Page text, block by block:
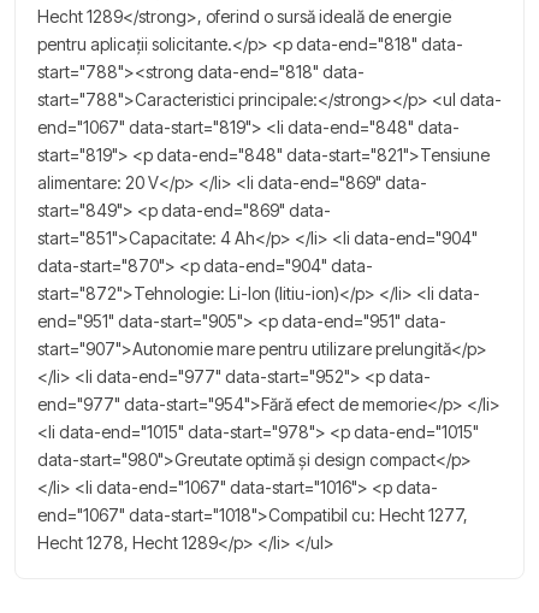
Hecht 1289</strong>, oferind o sursă ideală de energie
pentru aplicații solicitante.</p> <p data-end="818" data-
start="788"><strong data-end="818" data-
start="788">Caracteristici principale:</strong></p> <ul data-
end="1067" data-start="819"> <li data-end="848" data-
start="819"> <p data-end="848" data-start="821">Tensiune
alimentare: 20 V</p> </li> <li data-end="869" data-
start="849"> <p data-end="869" data-
start="851">Capacitate: 4 Ah</p> </li> <li data-end="904"
data-start="870"> <p data-end="904" data-
start="872">Tehnologie: Li-Ion (litiu-ion)</p> </li> <li data-
end="951" data-start="905"> <p data-end="951" data-
start="907">Autonomie mare pentru utilizare prelungită</p>
</li> <li data-end="977" data-start="952"> <p data-
end="977" data-start="954">Fără efect de memorie</p> </li>
<li data-end="1015" data-start="978"> <p data-end="1015"
data-start="980">Greutate optimă și design compact</p>
</li> <li data-end="1067" data-start="1016"> <p data-
end="1067" data-start="1018">Compatibil cu: Hecht 1277,
Hecht 1278, Hecht 1289</p> </li> </ul>